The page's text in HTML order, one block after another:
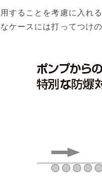
することを考慮に入れ
ケースには打ってつけ